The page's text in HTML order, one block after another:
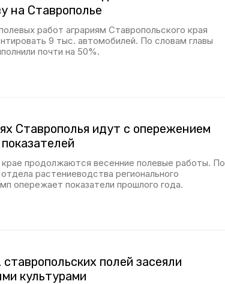
на Ставрополье
работ аграриям Ставропольского края
9 тыс. автомобилей. По словам главы
почти на 50%.
Ставрополья идут с опережением
продолжаются весенние полевые работы. По
растениеводства регионального
опережает показатели прошлого года.
полей засеяли
культурами